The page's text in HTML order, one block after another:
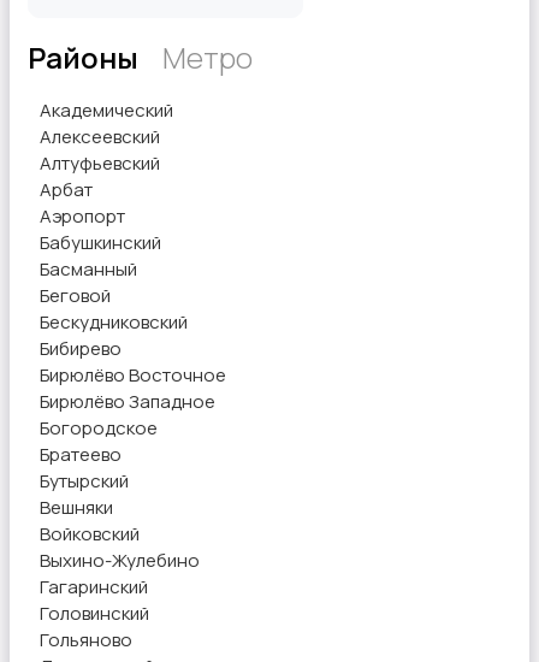
Районы Метро
Академический
Алексеевский
Алтуфьевский
Арбат
Аэропорт
Бабушкинский
Басманный
Беговой
Бескудниковский
Бибирево
Бирюлёво Восточное
Бирюлёво Западное
Богородское
Братеево
Бутырский
Вешняки
Войковский
Выхино-Жулебино
Гагаринский
Головинский
Гольяново